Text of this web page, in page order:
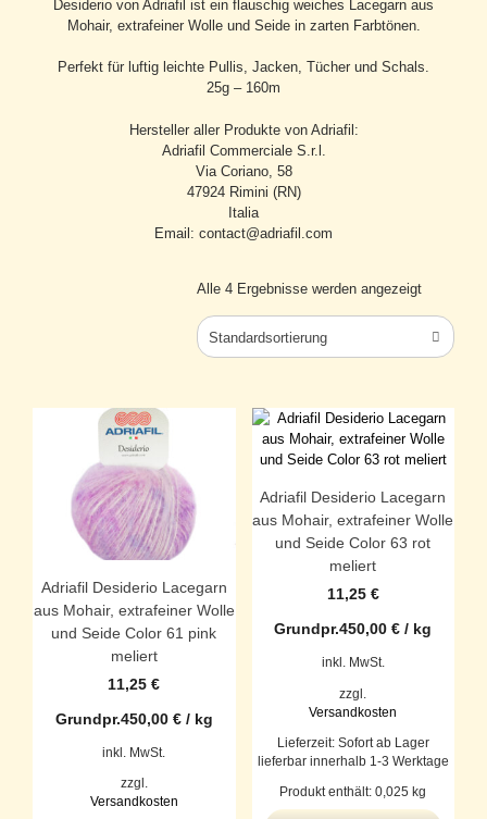
Desiderio von Adriafil ist ein flauschig weiches Lacegarn aus
Mohair, extrafeiner Wolle und Seide in zarten Farbtönen.
Perfekt für luftig leichte Pullis, Jacken, Tücher und Schals.
25g – 160m
Hersteller aller Produkte von Adriafil:
Adriafil Commerciale S.r.l.
Via Coriano, 58
47924 Rimini (RN)
Italia
Email: contact@adriafil.com
Alle 4 Ergebnisse werden angezeigt
Standardsortierung
Adriafil Desiderio Lacegarn
aus Mohair, extrafeiner Wolle
und Seide Color 61 pink
meliert
11,25€
Grundpr.450,00 €/ kg
inkl. MwSt.
zzgl.
Versandkosten
Adriafil Desiderio Lacegarn
aus Mohair, extrafeiner Wolle
und Seide Color 63 rot
meliert
11,25 €
Grundpr.450,00€ / kg
inkl. MwSt.
zzgl.
Versandkosten
Lieferzeit: Sofort ab Lager
lieferbar innerhalb 1-3 Werktage
Produkt enthält: 0,025kg